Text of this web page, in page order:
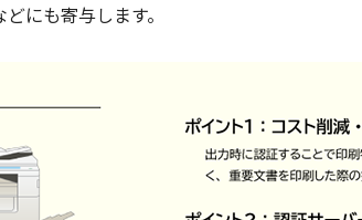
にも寄与します。